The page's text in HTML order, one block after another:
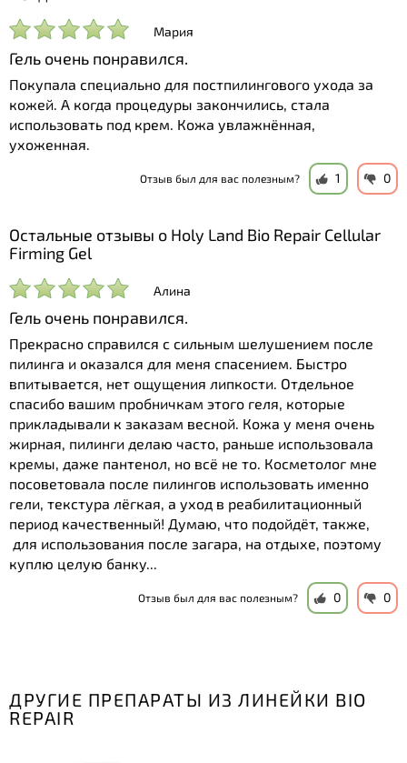
Мария
Гель очень понравился.
Покупала специально для постпилингового ухода за
кожей. А когда процедуры закончились, стала
использовать под крем. Кожа увлажнённая,
ухоженная.
Отзыв был для вас полезным? 1 0
Остальные отзывы о Holy Land Bio Repair Cellular
Firming Gel
Алина
Гель очень понравился.
Прекрасно справился с сильным шелушением после
пилинга и оказался для меня спасением. Быстро
впитывается, нет ощущения липкости. Отдельное
спасибо вашим пробничкам этого геля, которые
прикладывали к заказам весной. Кожа у меня очень
жирная, пилинги делаю часто, раньше использовала
кремы, даже пантенол, но всё не то. Косметолог мне
посоветовала после пилингов использовать именно
гели, текстура лёгкая, а уход в реабилитационный
период качественный! Думаю, что подойдёт, также,
для использования после загара, на отдыхе, поэтому
куплю целую банку...
Отзыв был для вас полезным? 0 0
ДРУГИЕ ПРЕПАРАТЫ ИЗ ЛИНЕЙКИ BIO
REPAIR